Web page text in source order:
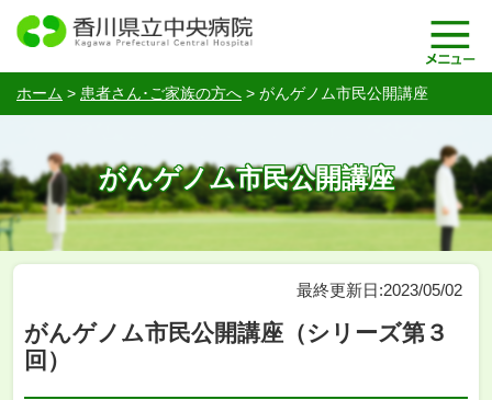
ホーム > 患者さん･ご家族の方へ > がんゲノム市民公開講座
がんゲノム市民公開講座
最終更新日:2023/05/02
がんゲノム市民公開講座（シリーズ第３
回）